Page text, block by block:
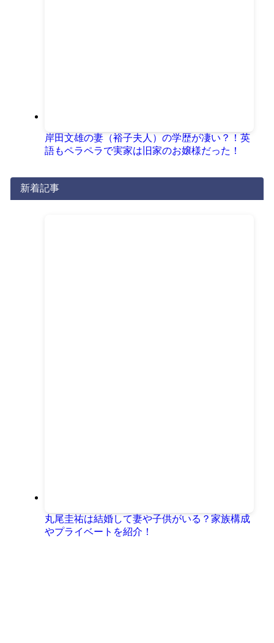
岸田文雄の妻（裕子夫人）の学歴が凄い？！英
語もペラペラで実家は旧家のお嬢様だった！
新着記事
丸尾圭祐は結婚して妻や子供がいる？家族構成
やプライベートを紹介！